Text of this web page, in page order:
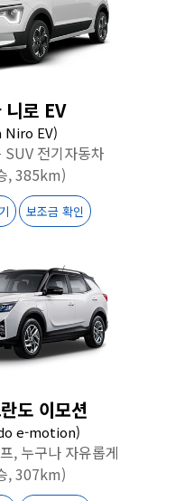
니로 EV
Niro EV)
SUV 전기자동차
, 385km)
보조금 확인
도 이모션
e-motion)
, 누구나 자유롭게
, 307km)